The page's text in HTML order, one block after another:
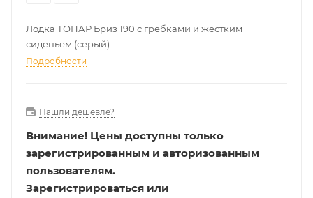
Лодка ТОНАР Бриз 190 с гребками и жестким
сиденьем (серый)
Подробности
Нашли дешевле?
Внимание! Цены доступны только
зарегистрированным и авторизованным
пользователям.
Зарегистрироваться или